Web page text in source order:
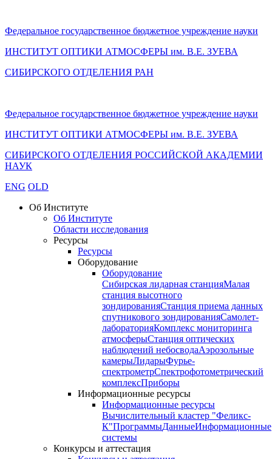
Федеральное государственное бюджетное учреждение науки
ИНСТИТУТ ОПТИКИ АТМОСФЕРЫ им. В.Е. ЗУЕВА
СИБИРСКОГО ОТДЕЛЕНИЯ РАН
Федеральное государственное бюджетное учреждение науки
ИНСТИТУТ ОПТИКИ АТМОСФЕРЫ им. В.Е. ЗУЕВА
СИБИРСКОГО ОТДЕЛЕНИЯ РОССИЙСКОЙ АКАДЕМИИ
НАУК
ENG OLD
Об Институте
Об Институте
Области исследования
Ресурсы
Ресурсы
Оборудование
Оборудование
Сибирская лидарная станцияМалая
станция высотного
зондированияСтанция приема данных
спутникового зондированияСамолет-
лабораторияКомплекс мониторинга
атмосферыСтанция оптических
наблюдений небосводаАэрозольные
камерыЛидарыФурье-
спектрометрСпектрофотометрический
комплексПриборы
Информационные ресурсы
Информационные ресурсы
Вычислительный кластер "Феликс-
К"ПрограммыДанныеИнформационные
системы
Конкурсы и аттестация